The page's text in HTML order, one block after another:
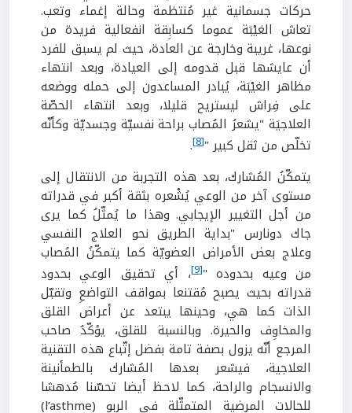
حركات جسمانية غير مُنتظمة وحالة إغماء وتعب.
تعاش الغيْبَة عموما كسابِقة انفعالية فريدة من
نوعها، غريبة وخارجة عن العادة، حيث لم يسبق للفرد
أن عايشها قبل قدومه إلى العيادة، وبعد انتهاء
مظاهر الغيْبَة، يُبادر المساعدون إلى حمله ووضعه
على فِراش ليستريح قليلا، وبعد انتهاء الحصّة
العلاجيَة "يشعرُ المُصاب براحة نفسيّة وجسديّة وكأنّه
تخلّص من ثقل كبير "[8]
.
يتمكّنُ المُشارك، بعد هذه التجربة من الانتقال إلى
مستوى آخر من الوعي يُشْعره بثقة أكبر في قدراته
من أجل التغيير الإيجابي. وهذا ما يُمثّلُ كما يرى
جاك دونارس "بداية الطريق نحو العلاج النفسي
وعلاج بعض الأمراض العضويّة كما يتمكّنُ المُصاب
من وعيه بحدوده "[9] ، أي تحقيق الوعي بحدود
قدراته بحيث يصبح مُقتنعا بمواقف التواضعِ وتقبّل
الذات كما هي، وحينها يبتعد عن أعراض القلق
والمخاوِف والحيرة. وبالنسبة للقلق، يؤكّدُ صاحب
المرجع أنّه يزول بصفة تامة بفضل إتّباع هذه التقنية
العلاجية، فيشعر بعدها المُشارك بالطمأنينة
والانسجام والراحة، كما لاحظ أيضا تحسّنا مُدهشا
للحالات المرضية المتمثّلة في الربو (l’asthme)